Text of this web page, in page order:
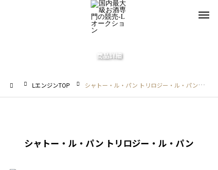
商品詳細
LエンジンTOP シャトー・ル・パン トリロジー・ル・パン
シャトー・ル・パン トリロジー・ル・パン